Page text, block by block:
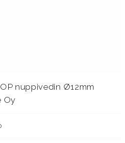
nuppivedin Ø12mm
Oy